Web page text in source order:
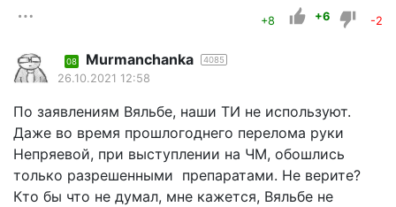
+8 +6 -2
08 Murmanchanka 4085
26.10.2021 12:58
По заявлениям Вяльбе, наши ТИ не используют.
Даже во время прошлогоднего перелома руки
Непряевой, при выступлении на ЧМ, обошлись
только разрешенными препаратами. Не верите?
Кто бы что не думал, мне кажется, Вяльбе не